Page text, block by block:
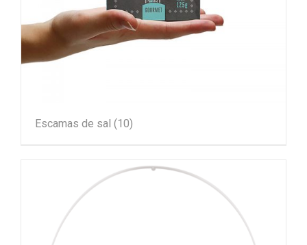
Escamas de sal (10)